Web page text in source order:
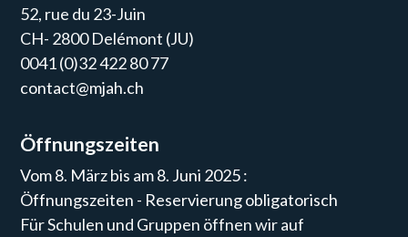
52, rue du 23-Juin
CH- 2800 Delémont (JU)
0041 (0)32 422 80 77
contact@mjah.ch
Öffnungszeiten
Vom 8. März bis am 8. Juni 2025 :
Öffnungszeiten - Reservierung obligatorisch
Für Schulen und Gruppen öffnen wir auf